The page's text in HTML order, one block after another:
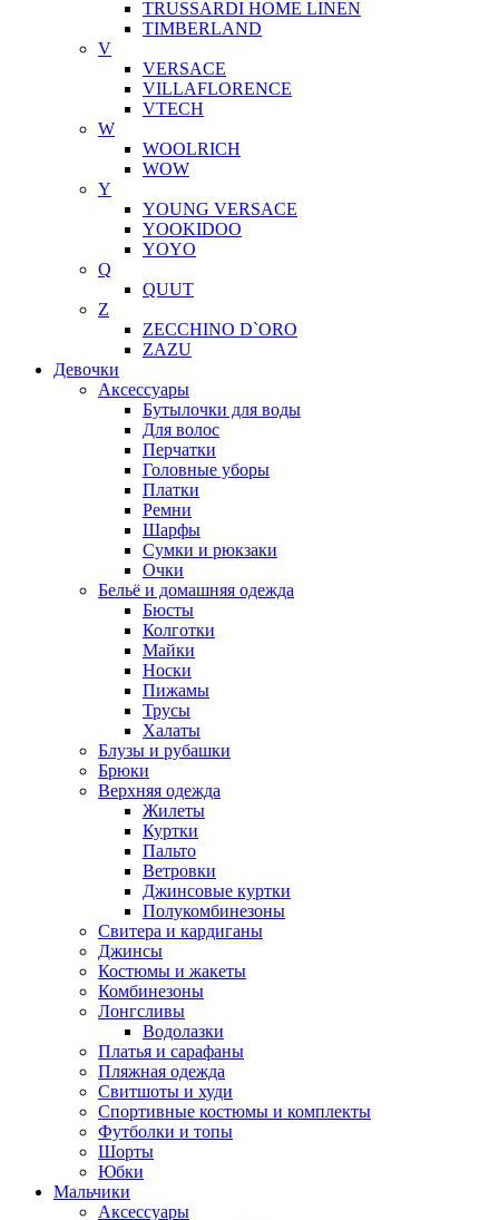
TRUSSARDI HOME LINEN
TIMBERLAND
V
VERSACE
VILLAFLORENCE
VTECH
W
WOOLRICH
WOW
Y
YOUNG VERSACE
YOOKIDOO
YOYO
Q
QUUT
Z
ZECCHINO D`ORO
ZAZU
Девочки
Аксессуары
Бутылочки для воды
Для волос
Перчатки
Головные уборы
Платки
Ремни
Шарфы
Сумки и рюкзаки
Очки
Бельё и домашняя одежда
Бюсты
Колготки
Майки
Носки
Пижамы
Трусы
Халаты
Блузы и рубашки
Брюки
Верхняя одежда
Жилеты
Куртки
Пальто
Ветровки
Джинсовые куртки
Полукомбинезоны
Свитера и кардиганы
Джинсы
Костюмы и жакеты
Комбинезоны
Лонгсливы
Водолазки
Платья и сарафаны
Пляжная одежда
Свитшоты и худи
Спортивные костюмы и комплекты
Футболки и топы
Шорты
Юбки
Мальчики
Аксессуары